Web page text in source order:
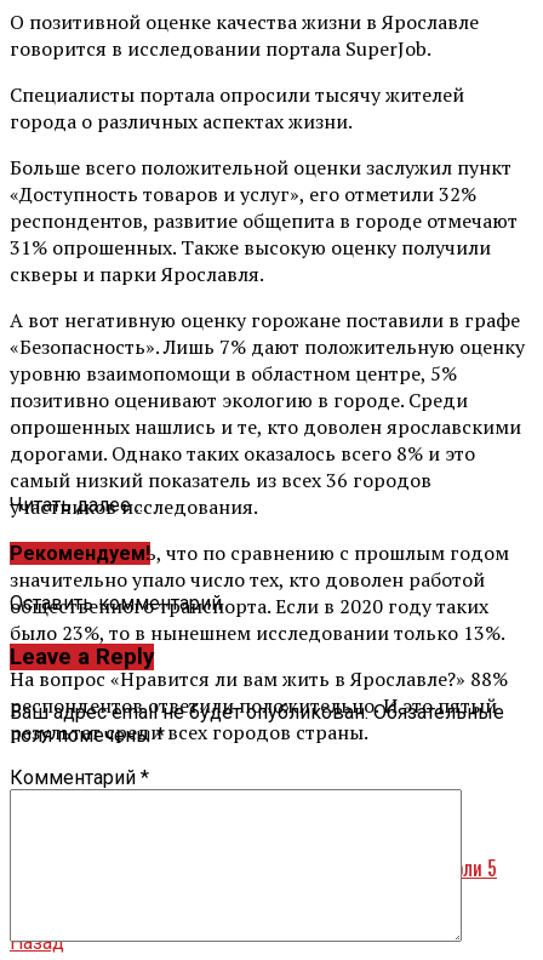
О позитивной оценке качества жизни в Ярославле
говорится в исследовании портала SuperJob.
Специалисты портала опросили тысячу жителей
города о различных аспектах жизни.
Больше всего положительной оценки заслужил пункт
«Доступность товаров и услуг», его отметили 32%
респондентов, развитие общепита в городе отмечают
31% опрошенных. Также высокую оценку получили
скверы и парки Ярославля.
А вот негативную оценку горожане поставили в графе
«Безопасность». Лишь 7% дают положительную оценку
уровню взаимопомощи в областном центре, 5%
позитивно оценивают экологию в городе. Среди
опрошенных нашлись и те, кто доволен ярославскими
дорогами. Однако таких оказалось всего 8% и это
самый низкий показатель из всех 36 городов
участников исследования.
Стоит отметить, что по сравнению с прошлым годом
значительно упало число тех, кто доволен работой
общественного транспорта. Если в 2020 году таких
было 23%, то в нынешнем исследовании только 13%.
На вопрос «Нравится ли вам жить в Ярославле?» 88%
респондентов ответили положительно. И это пятый
результат среди всех городов страны.
За выходные в Ярославской области от коронавируса умерли 5
Назад
Читать далее ...
Рекомендуем!
Оставить комментарий
Leave a Reply
Ваш адрес email не будет опубликован. Обязательные
поля помечены*
Комментарий *